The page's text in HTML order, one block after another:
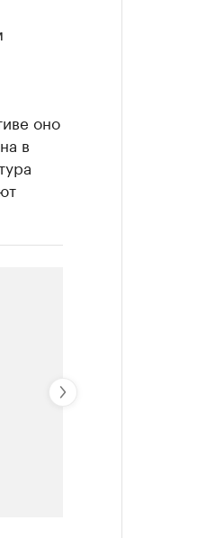
оно
в